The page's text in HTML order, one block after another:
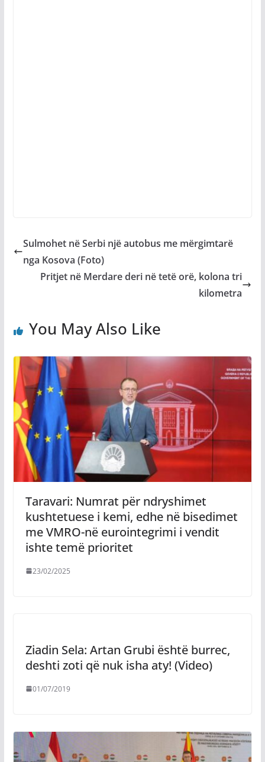
Sulmohet në Serbi një autobus me mërgimtarë
nga Kosova (Foto)
Pritjet në Merdare deri në tetë orë, kolona tri
kilometra
You May Also Like
Taravari: Numrat për ndryshimet
kushtetuese i kemi, edhe në bisedimet
me VMRO-në eurointegrimi i vendit
ishte temë prioritet
23/02/2025
Ziadin Sela: Artan Grubi është burrec,
deshti zoti që nuk isha aty! (Video)
01/07/2019